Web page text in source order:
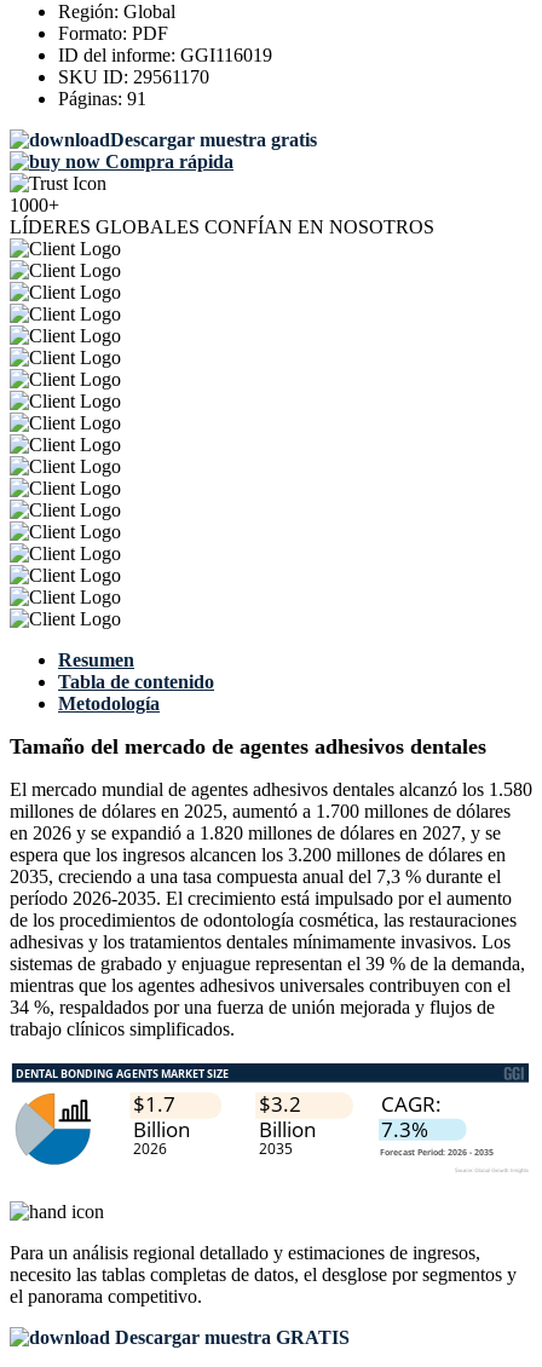
Región: Global
Formato: PDF
ID del informe: GGI116019
SKU ID: 29561170
Páginas: 91
Descargar muestra gratis
Compra rápida
1000+
LÍDERES GLOBALES CONFÍAN EN NOSOTROS
Resumen
Tabla de contenido
Metodología
Tamaño del mercado de agentes adhesivos dentales
El mercado mundial de agentes adhesivos dentales alcanzó los 1.580
millones de dólares en 2025, aumentó a 1.700 millones de dólares
en 2026 y se expandió a 1.820 millones de dólares en 2027, y se
espera que los ingresos alcancen los 3.200 millones de dólares en
2035, creciendo a una tasa compuesta anual del 7,3 % durante el
período 2026-2035. El crecimiento está impulsado por el aumento
de los procedimientos de odontología cosmética, las restauraciones
adhesivas y los tratamientos dentales mínimamente invasivos. Los
sistemas de grabado y enjuague representan el 39 % de la demanda,
mientras que los agentes adhesivos universales contribuyen con el
34 %, respaldados por una fuerza de unión mejorada y flujos de
trabajo clínicos simplificados.
Para un análisis regional detallado y estimaciones de ingresos,
necesito las tablas completas de datos, el desglose por segmentos y
el panorama competitivo.
Descargar muestra GRATIS